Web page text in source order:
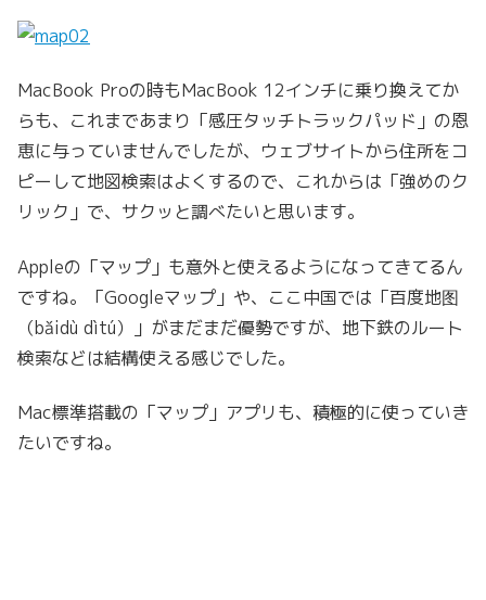
MacBook Proの時もMacBook 12インチに乗り換えてか
らも、これまであまり「感圧タッチトラックパッド」の恩
恵に与っていませんでしたが、ウェブサイトから住所をコ
ピーして地図検索はよくするので、これからは「強めのク
リック」で、サクッと調べたいと思います。
Appleの「マップ」も意外と使えるようになってきてるん
ですね。「Googleマップ」や、ここ中国では「百度地图
（bǎidù dìtú）」がまだまだ優勢ですが、地下鉄のルート
検索などは結構使える感じでした。
Mac標準搭載の「マップ」アプリも、積極的に使っていき
たいですね。